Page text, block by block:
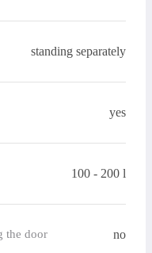
standing separately
yes
100 - 200 l
the door no